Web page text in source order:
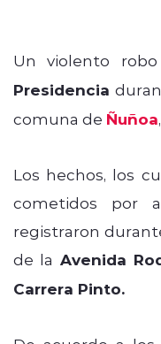
Un violento
Presidencia
comuna de Ñuñoa
Los hechos, los
cometidos por
registraron
de la Avenida
Carrera Pinto.